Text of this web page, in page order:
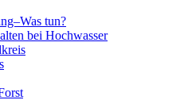
tun?
bei Hochwasser